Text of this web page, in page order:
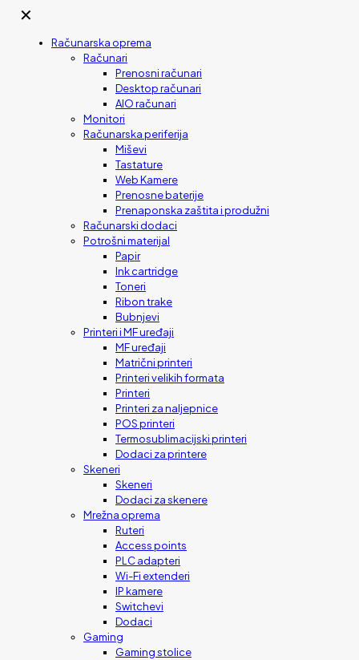
✕
Računarska oprema
Računari
Prenosni računari
Desktop računari
AIO računari
Monitori
Računarska periferija
Miševi
Tastature
Web Kamere
Prenosne baterije
Prenaponska zaštita i produžni
Računarski dodaci
Potrošni materijal
Papir
Ink cartridge
Toneri
Ribon trake
Bubnjevi
Printeri i MF uređaji
MF uređaji
Matrični printeri
Printeri velikih formata
Printeri
Printeri za naljepnice
POS printeri
Termosublimacijski printeri
Dodaci za printere
Skeneri
Skeneri
Dodaci za skenere
Mrežna oprema
Ruteri
Access points
PLC adapteri
Wi-Fi extenderi
IP kamere
Switchevi
Dodaci
Gaming
Gaming stolice